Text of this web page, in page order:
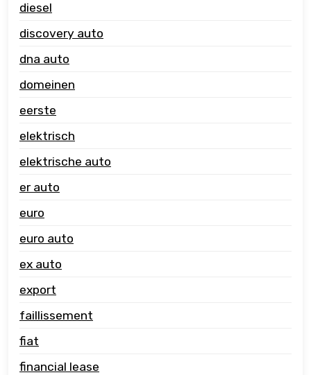
diesel
discovery auto
dna auto
domeinen
eerste
elektrisch
elektrische auto
er auto
euro
euro auto
ex auto
export
faillissement
fiat
financial lease